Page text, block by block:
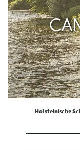
Holsteinische